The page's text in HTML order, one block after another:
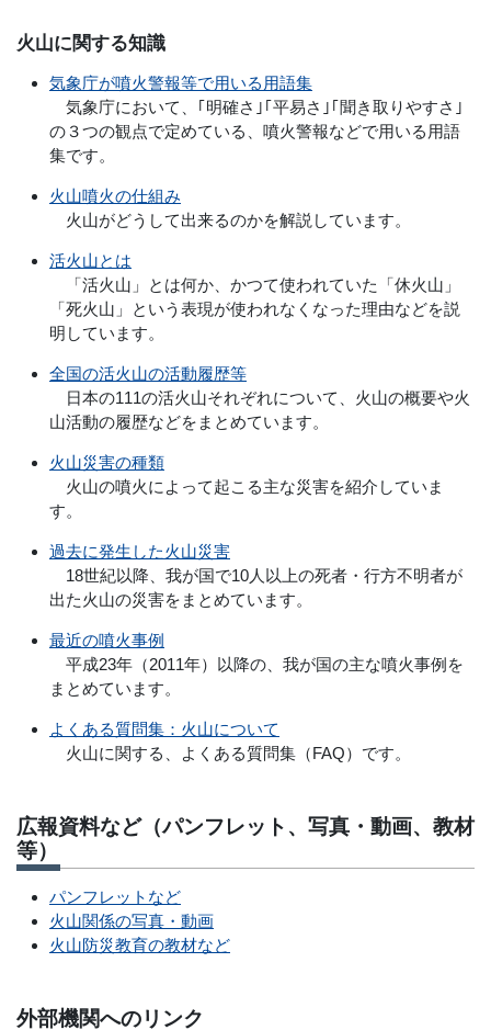
火山に関する知識
気象庁が噴火警報等で用いる用語集
気象庁において、｢明確さ｣｢平易さ｣｢聞き取りやすさ｣
の３つの観点で定めている、噴火警報などで用いる用語
集です。
火山噴火の仕組み
火山がどうして出来るのかを解説しています。
活火山とは
「活火山」とは何か、かつて使われていた「休火山」
「死火山」という表現が使われなくなった理由などを説
明しています。
全国の活火山の活動履歴等
日本の111の活火山それぞれについて、火山の概要や火
山活動の履歴などをまとめています。
火山災害の種類
火山の噴火によって起こる主な災害を紹介していま
す。
過去に発生した火山災害
18世紀以降、我が国で10人以上の死者・行方不明者が
出た火山の災害をまとめています。
最近の噴火事例
平成23年（2011年）以降の、我が国の主な噴火事例を
まとめています。
よくある質問集：火山について
火山に関する、よくある質問集（FAQ）です。
広報資料など（パンフレット、写真・動画、教材
等）
パンフレットなど
火山関係の写真・動画
火山防災教育の教材など
外部機関へのリンク